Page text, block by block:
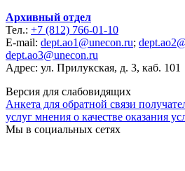
Архивный отдел
Тел.: +7 (812) 766-01-10
E-mail: dept.ao1@unecon.ru;
dept.ao3@unecon.ru
Адрес: ул. Прилукская, д. 3, каб. 101
Версия для слабовидящих
Анкета для обратной связи
услуг мнения о качестве оказания
Мы в социальных сетях